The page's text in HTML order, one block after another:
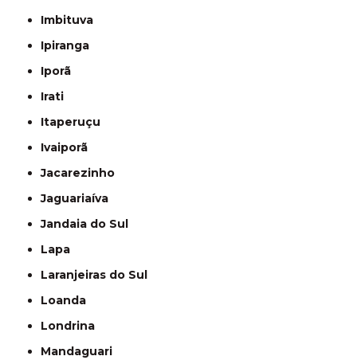
Imbituva
Ipiranga
Iporã
Irati
Itaperuçu
Ivaiporã
Jacarezinho
Jaguariaíva
Jandaia do Sul
Lapa
Laranjeiras do Sul
Loanda
Londrina
Mandaguari